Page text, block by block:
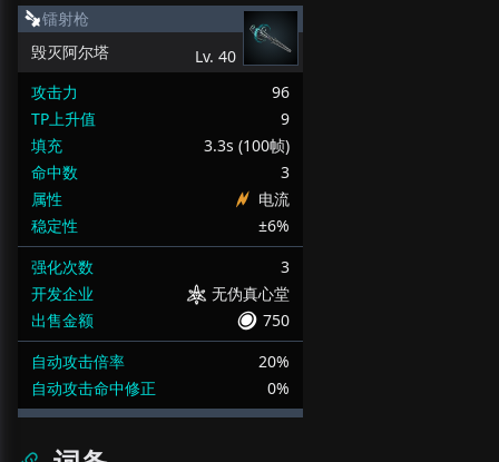
镭射枪
毁灭阿尔塔
Lv. 40
攻击力
96
TP上升值
9
填充
3.3s (100帧)
命中数
3
属性
电流
稳定性
±6%
强化次数
3
开发企业
无伪真心堂
出售金额
750
自动攻击倍率
20%
自动攻击命中修正
0%